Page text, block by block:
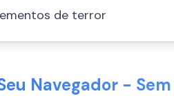
de terror
Navegador -